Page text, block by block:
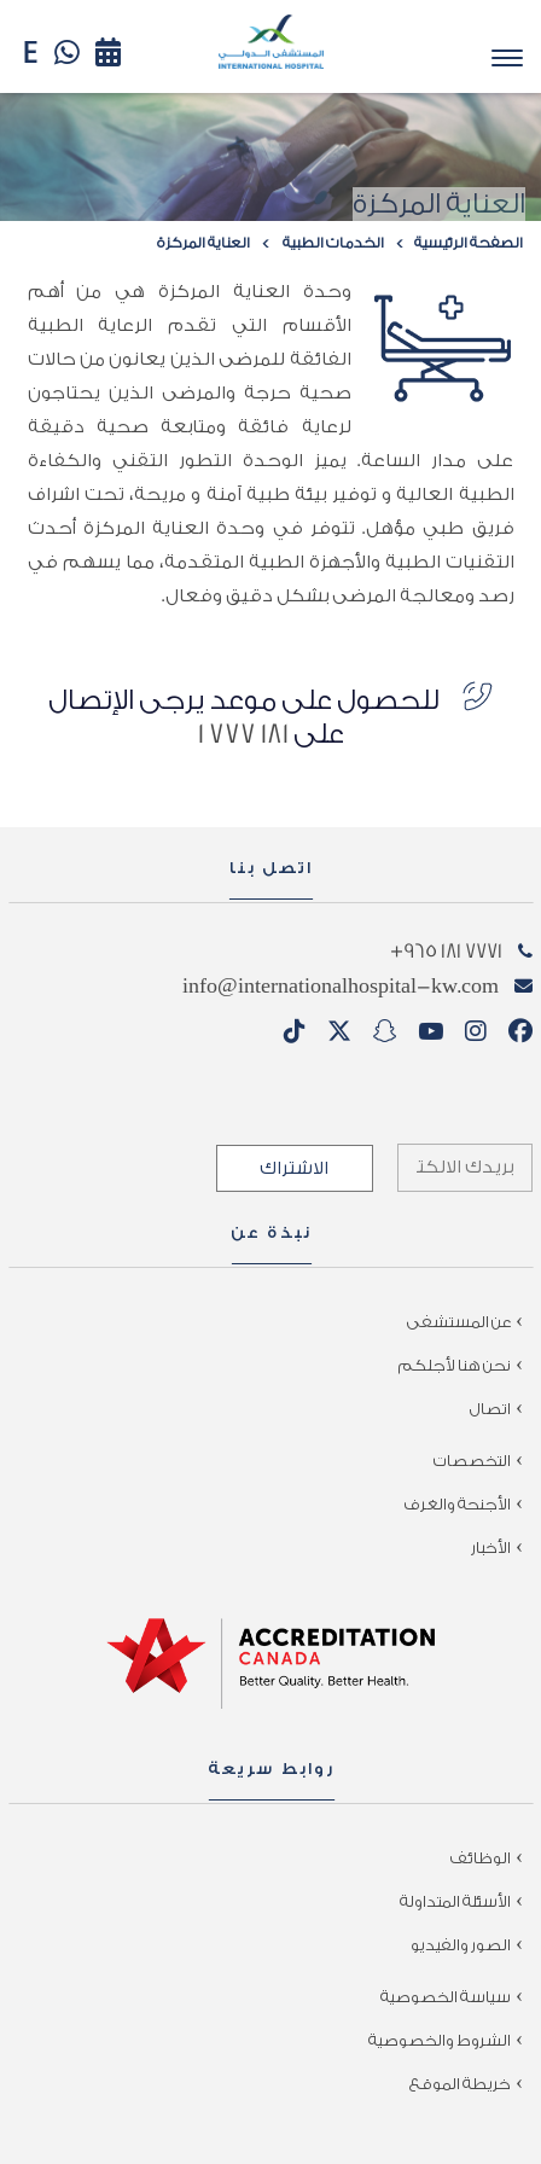
العناية المركزة
الصفحة الرئيسية الخدمات الطبية العناية المركزة
وحدة العناية المركزة هي من أهم
الأقسام التي تقدم الرعاية الطبية
الفائقة للمرضى الذين يعانون من حالات
صحية حرجة والمرضى الذين يحتاجون
لرعاية فائقة ومتابعة صحية دقيقة
على مدار الساعة. يميز الوحدة التطور التقني والكفاءة
الطبية العالية و توفير بيئة طبية آمنة و مريحة، تحت اشراف
فريق طبي مؤهل. تتوفر في وحدة العناية المركزة أحدث
التقنيات الطبية والأجهزة الطبية المتقدمة، مما يسهم في
رصد ومعالجة المرضى بشكل دقيق وفعال.
للحصول على موعد يرجى الإتصال
على 181 777 1
اتصل بنا
7771 181 965+
info@internationalhospital-kw.com
نبذة عن
عن المستشفى
نحن هنا لأجلكم
اتصال
التخصصات
الأجنحة والغرف
الأخبار
روابط سريعة
الوظائف
الأسئلة المتداولة
الصور والفيديو
سياسة الخصوصية
الشروط والخصوصية
خريطة الموقع